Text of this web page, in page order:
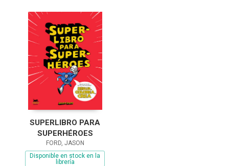
SUPERLIBRO PARA
SUPERHÉROES
FORD, JASON
Disponible en stock en la
librería